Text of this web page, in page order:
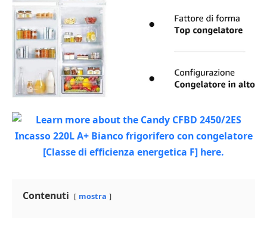
Contenuti mostra